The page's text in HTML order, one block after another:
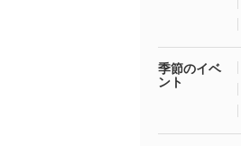
季節のイベ
ント